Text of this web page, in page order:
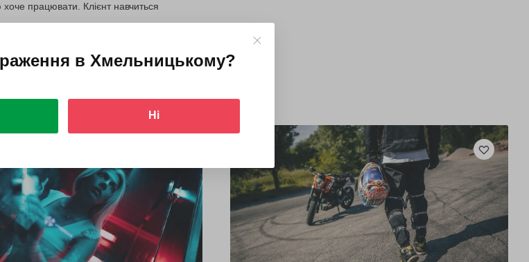
працювати. Клієнт навчиться
себе Подарувати
в Хмельницькому?
Ні